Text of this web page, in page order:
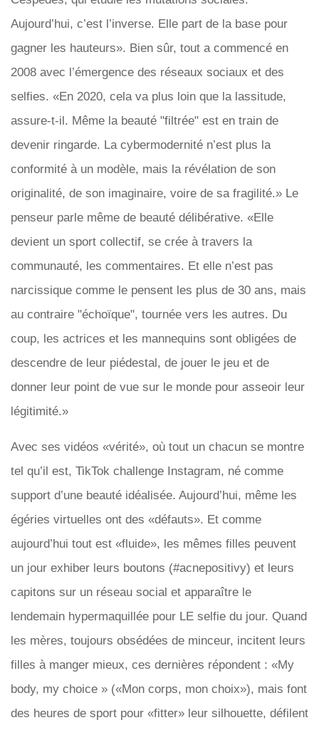
Aujourd’hui, c’est l’inverse. Elle part de la base pour
gagner les hauteurs». Bien sûr, tout a commencé en
2008 avec l’émergence des réseaux sociaux et des
selfies. «En 2020, cela va plus loin que la lassitude,
assure-t-il. Même la beauté "filtrée" est en train de
devenir ringarde. La cybermodernité n’est plus la
conformité à un modèle, mais la révélation de son
originalité, de son imaginaire, voire de sa fragilité.» Le
penseur parle même de beauté délibérative. «Elle
devient un sport collectif, se crée à travers la
communauté, les commentaires. Et elle n’est pas
narcissique comme le pensent les plus de 30 ans, mais
au contraire "échoïque", tournée vers les autres. Du
coup, les actrices et les mannequins sont obligées de
descendre de leur piédestal, de jouer le jeu et de
donner leur point de vue sur le monde pour asseoir leur
légitimité.»
Avec ses vidéos «vérité», où tout un chacun se montre
tel qu’il est, TikTok challenge Instagram, né comme
support d’une beauté idéalisée. Aujourd’hui, même les
égéries virtuelles ont des «défauts». Et comme
aujourd’hui tout est «fluide», les mêmes filles peuvent
un jour exhiber leurs boutons (#acnepositivy) et leurs
capitons sur un réseau social et apparaître le
lendemain hypermaquillée pour LE selfie du jour. Quand
les mères, toujours obsédées de minceur, incitent leurs
filles à manger mieux, ces dernières répondent : «My
body, my choice » («Mon corps, mon choix»), mais font
des heures de sport pour «fitter» leur silhouette, défilent